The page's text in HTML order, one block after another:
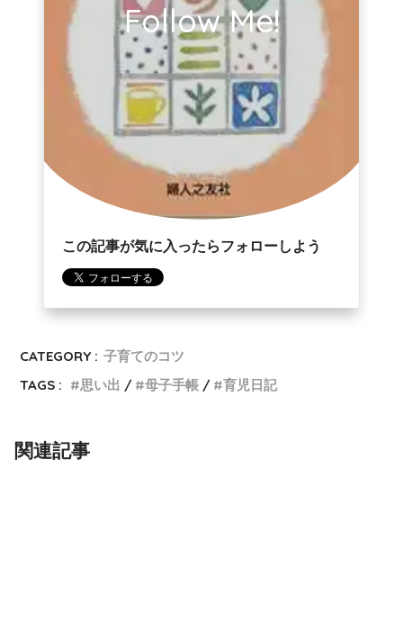
Follow Me!
この記事が気に入ったらフォローしよう
CATEGORY : 子育てのコツ
TAGS :
思い出 母子手帳 育児日記
関連記事